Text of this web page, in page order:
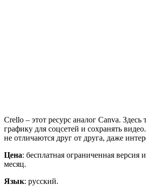
Crello – этот ресурс аналог Canva.
графику для соцсетей и сохранять
не отличаются друг от друга, даже
Цена: бесплатная ограниченная версия
месяц.
Язык: русский.